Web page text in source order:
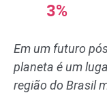
3%
Em um futuro
planeta é um
região do Brasil